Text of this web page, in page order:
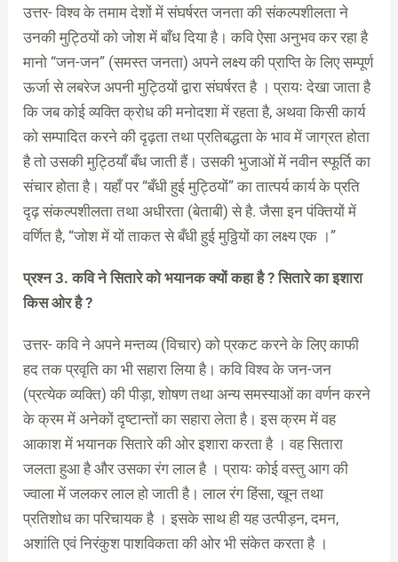
उत्तर- विश्व के तमाम देशों में संघर्षरत जनता की संकल्पशीलता ने
उनकी मुट्ठियों को जोश में बाँध दिया है। कवि ऐसा अनुभव कर रहा है
मानो “जन-जन” (समस्त जनता) अपने लक्ष्य की प्राप्ति के लिए सम्पूर्ण
ऊर्जा से लबरेज अपनी मुट्ठियों द्वारा संघर्षरत है । प्रायः देखा जाता है
कि जब कोई व्यक्ति क्रोध की मनोदशा में रहता है, अथवा किसी कार्य
को सम्पादित करने की दृढ़ता तथा प्रतिबद्धता के भाव में जाग्रत होता
है तो उसकी मुट्ठियाँ बँध जाती हैं। उसकी भुजाओं में नवीन स्फूर्ति का
संचार होता है। यहाँ पर “बँधी हुई मुट्ठियों” का तात्पर्य कार्य के प्रति
दृढ़ संकल्पशीलता तथा अधीरता (बेताबी) से है. जैसा इन पंक्तियों में
वर्णित है, “जोश में यों ताकत से बँधी हुई मुठ्ठियों का लक्ष्य एक ।”
प्रश्न 3. कवि ने सितारे को भयानक क्यों कहा है ? सितारे का इशारा
किस ओर है ?
उत्तर- कवि ने अपने मन्तव्य (विचार) को प्रकट करने के लिए काफी
हद तक प्रवृति का भी सहारा लिया है। कवि विश्व के जन-जन
(प्रत्येक व्यक्ति) की पीड़ा, शोषण तथा अन्य समस्याओं का वर्णन करने
के क्रम में अनेकों दृष्टान्तों का सहारा लेता है। इस क्रम में वह
आकाश में भयानक सितारे की ओर इशारा करता है । वह सितारा
जलता हुआ है और उसका रंग लाल है । प्रायः कोई वस्तु आग की
ज्वाला में जलकर लाल हो जाती है। लाल रंग हिंसा, खून तथा
प्रतिशोध का परिचायक है । इसके साथ ही यह उत्पीड़न, दमन,
अशांति एवं निरंकुश पाशविकता की ओर भी संकेत करता है ।